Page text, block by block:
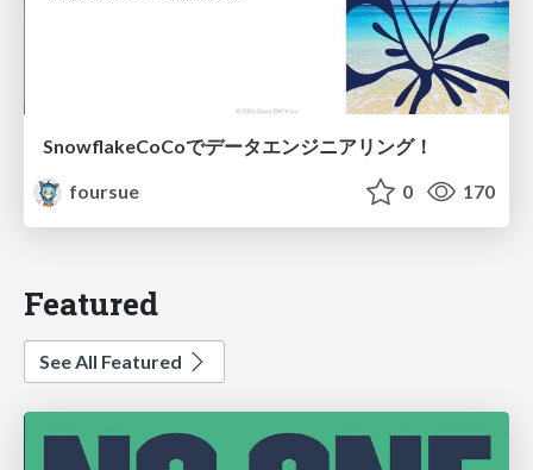
SnowflakeCoCoでデータエンジニアリング！
foursue
0 170
Featured
See All Featured